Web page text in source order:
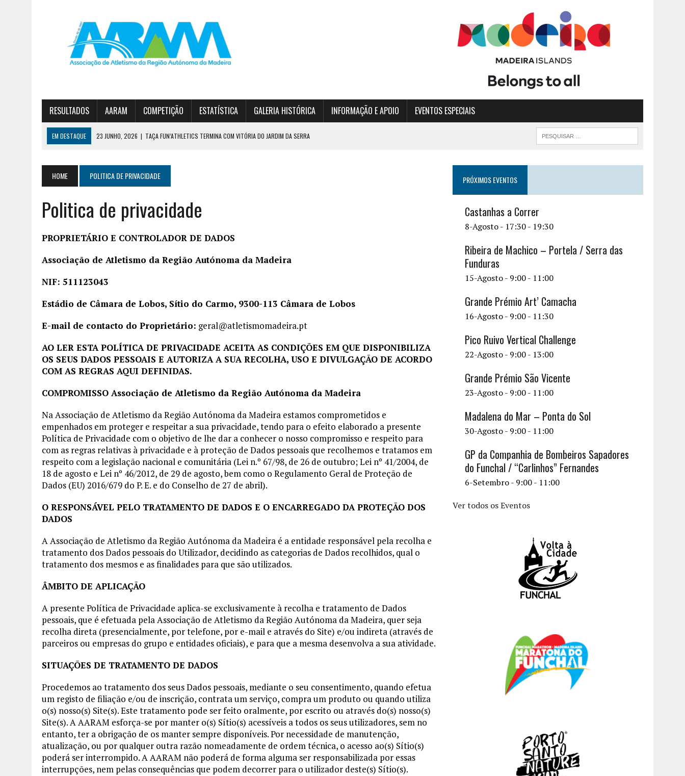
RESULTADOS AARAM COMPETIÇÃO ESTATÍSTICA GALERIA HISTÓRICA INFORMAÇÃO E APOIO EVENTOS ESPECIAIS
EM DESTAQUE 23 JUNHO, 2026 | TAÇA FUN’ATHLETICS TERMINA COM VITÓRIA DO JARDIM DA SERRA
HOME POLITICA DE PRIVACIDADE
Politica de privacidade
PROPRIETÁRIO E CONTROLADOR DE DADOS
Associação de Atletismo da Região Autónoma da Madeira
NIF: 511123043
Estádio de Câmara de Lobos, Sítio do Carmo, 9300-113 Câmara de Lobos
E-mail de contacto do Proprietário: geral@atletismomadeira.pt
AO LER ESTA POLÍTICA DE PRIVACIDADE ACEITA AS CONDIÇÕES EM QUE DISPONIBILIZA
OS SEUS DADOS PESSOAIS E AUTORIZA A SUA RECOLHA, USO E DIVULGAÇÃO DE ACORDO
COM AS REGRAS AQUI DEFINIDAS.
COMPROMISSO Associação de Atletismo da Região Autónoma da Madeira
Na Associação de Atletismo da Região Autónoma da Madeira estamos comprometidos e
empenhados em proteger e respeitar a sua privacidade, tendo para o efeito elaborado a presente
Política de Privacidade com o objetivo de lhe dar a conhecer o nosso compromisso e respeito para
com as regras relativas à privacidade e à proteção de Dados pessoais que recolhemos e tratamos em
respeito com a legislação nacional e comunitária (Lei n.º 67/98, de 26 de outubro; Lei nº 41/2004, de
18 de agosto e Lei nº 46/2012, de 29 de agosto, bem como o Regulamento Geral de Proteção de
Dados (EU) 2016/679 do P. E. e do Conselho de 27 de abril).
O RESPONSÁVEL PELO TRATAMENTO DE DADOS E O ENCARREGADO DA PROTEÇÃO DOS
DADOS
A Associação de Atletismo da Região Autónoma da Madeira é a entidade responsável pela recolha e
tratamento dos Dados pessoais do Utilizador, decidindo as categorias de Dados recolhidos, qual o
tratamento dos mesmos e as finalidades para que são utilizados.
ÂMBITO DE APLICAÇÃO
A presente Política de Privacidade aplica-se exclusivamente à recolha e tratamento de Dados
pessoais, que é efetuada pela Associação de Atletismo da Região Autónoma da Madeira, quer seja
recolha direta (presencialmente, por telefone, por e-mail e através do Site) e/ou indireta (através de
parceiros ou empresas do grupo e entidades oficiais), e para que a mesma desenvolva a sua atividade.
SITUAÇÕES DE TRATAMENTO DE DADOS
Procedemos ao tratamento dos seus Dados pessoais, mediante o seu consentimento, quando efetua
um registo de filiação e/ou de inscrição, contrata um serviço, compra um produto ou quando utiliza
o(s) nosso(s) Site(s). Este tratamento pode ser feito oralmente, por escrito ou através do(s) nosso(s)
Site(s). A AARAM esforça-se por manter o(s) Sítio(s) acessíveis a todos os seus utilizadores, sem no
entanto, ter a obrigação de os manter sempre disponíveis. Por necessidade de manutenção,
atualização, ou por qualquer outra razão nomeadamente de ordem técnica, o acesso ao(s) Sítio(s)
poderá ser interrompido. A AARAM não poderá de forma alguma ser responsabilizada por essas
interrupções, nem pelas consequências que podem decorrer para o utilizador deste(s) Sítio(s).
PRÓXIMOS EVENTOS
Castanhas a Correr
8-Agosto - 17:30- 19:30
Ribeira de Machico – Portela / Serra das
Funduras
15-Agosto - 9:00- 11:00
Grande Prémio Art’ Camacha
16-Agosto - 9:00- 11:30
Pico Ruivo Vertical Challenge
22-Agosto - 9:00- 13:00
Grande Prémio São Vicente
23-Agosto - 9:00- 11:00
Madalena do Mar – Ponta do Sol
30-Agosto - 9:00- 11:00
GP da Companhia de Bombeiros Sapadores
do Funchal / “Carlinhos” Fernandes
6-Setembro - 9:00- 11:00
Ver todos os Eventos